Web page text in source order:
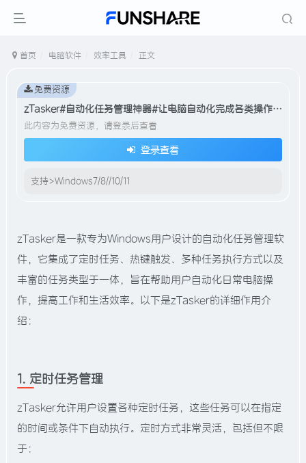
首页 电脑软件 效率工具 正文
zTasker#自动化任务管理神器#让电脑自动化完成各类操作#A539
此内容为免费资源，请登录后查看
登录查看
支持>Windows7/8//10/11
免费资源
zTasker是一款专为Windows用户设计的自动化任务管理软
件，它集成了定时任务、热键触发、多种任务执行方式以及
丰富的任务类型于一体，旨在帮助用户自动化日常电脑操
作，提高工作和生活效率。以下是zTasker的详细作用介
绍：
1. 定时任务管理
zTasker允许用户设置各种定时任务，这些任务可以在指定
的时间或条件下自动执行。定时方式非常灵活，包括但不限
于：